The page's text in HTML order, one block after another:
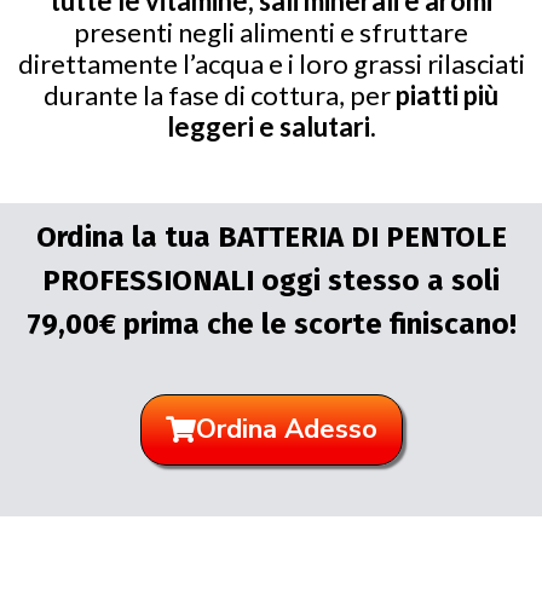
presenti negli alimenti e sfruttare
direttamente l’acqua e i loro grassi rilasciati
durante la fase di cottura, perpiatti più
leggeri e salutari.
Ordina la tua BATTERIA DI PENTOLE
PROFESSIONALI oggi stesso a soli
79,00€ prima che le scorte finiscano!
Ordina Adesso